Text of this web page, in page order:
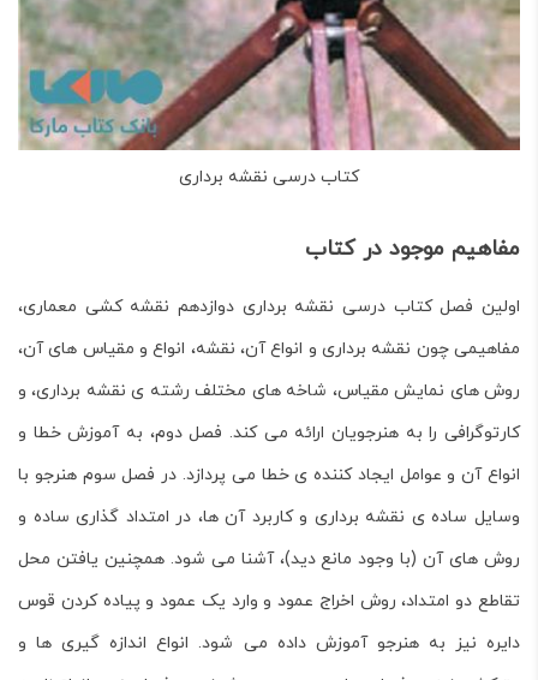
کتاب درسی نقشه برداری
مفاهیم موجود در کتاب
اولین فصلکتاب درسی نقشه برداری دوازدهم نقشه کشی معماری،
مفاهیمی چون نقشه برداری و انواع آن، نقشه، انواع و مقیاس های آن،
روش های نمایش مقیاس، شاخه های مختلف رشته ی نقشه برداری، و
کارتوگرافی را به هنرجویان ارائه می کند. فصل دوم، به آموزش خطا و
انواع آن و عوامل ایجاد کننده ی خطا می پردازد. در فصل سوم هنرجو با
وسایل ساده ی نقشه برداری و کاربرد آن ها، در امتداد گذاری ساده و
روش های آن (با وجود مانع دید)، آشنا می شود. همچنین یافتن محل
تقاطع دو امتداد، روش اخراج عمود و وارد یک عمود و پیاده کردن قوس
دایره نیز به هنرجو آموزش داده می شود. انواع اندازه گیری ها و